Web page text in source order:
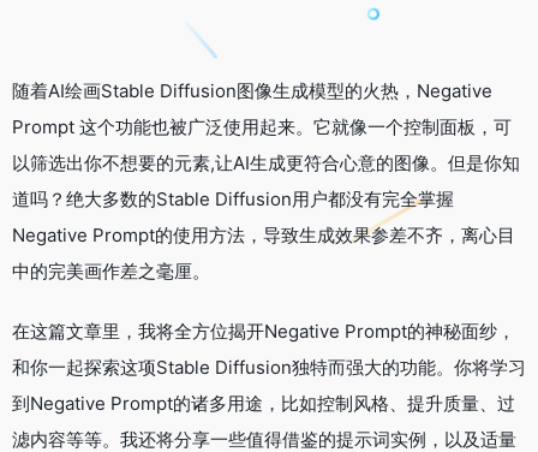
随着AI绘画Stable Diffusion图像生成模型的火热，Negative
Prompt 这个功能也被广泛使用起来。它就像一个控制面板，可
以筛选出你不想要的元素,让AI生成更符合心意的图像。但是你知
道吗？绝大多数的Stable Diffusion用户都没有完全掌握
Negative Prompt的使用方法，导致生成效果参差不齐，离心目
中的完美画作差之毫厘。
在这篇文章里，我将全方位揭开Negative Prompt的神秘面纱，
和你一起探索这项Stable Diffusion独特而强大的功能。你将学习
到Negative Prompt的诸多用途，比如控制风格、提升质量、过
滤内容等等。我还将分享一些值得借鉴的提示词实例，以及适量